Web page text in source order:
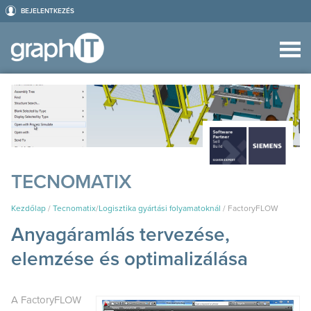
BEJELENTKEZÉS
TECNOMATIX
Kezdőlap / Tecnomatix/Logisztika gyártási folyamatoknál / FactoryFLOW
Anyagáramlás tervezése,
elemzése és optimalizálása
A FactoryFLOW